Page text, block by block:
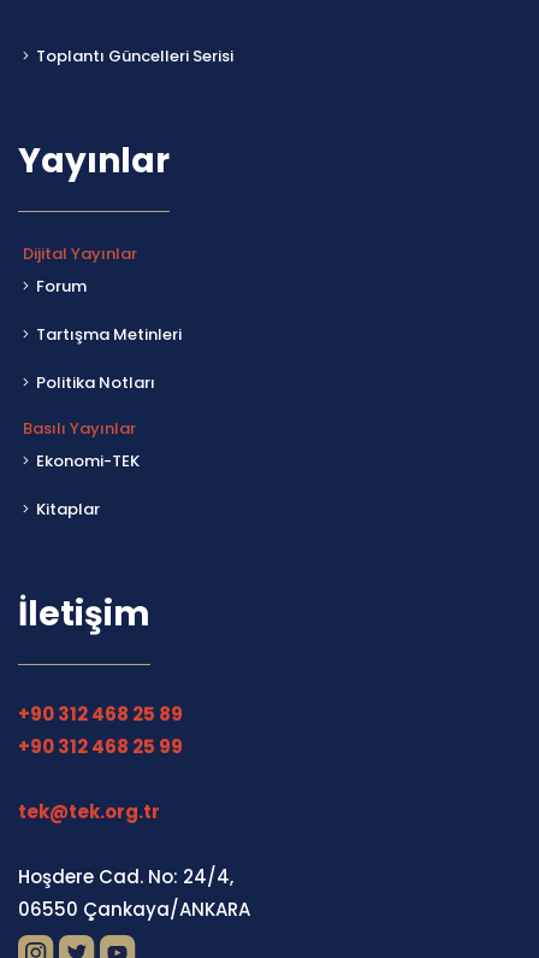
Toplantı Güncelleri Serisi
Yayınlar
Dijital Yayınlar
Forum
Tartışma Metinleri
Politika Notları
Basılı Yayınlar
Ekonomi-TEK
Kitaplar
İletişim
+90 312 468 25 89
+90 312 468 25 99
tek@tek.org.tr
Hoşdere Cad. No: 24/4,
06550 Çankaya/ANKARA